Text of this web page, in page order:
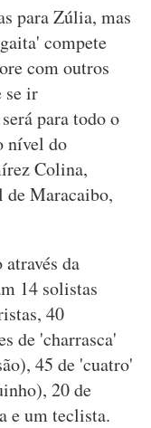
para Zúlia, mas
compete
com outros
se ir
para todo o
nível do
Colina,
de Maracaibo,
da
14 solistas
40
de 'charrasca'
45 de 'cuatro'
20 de
e um teclista.